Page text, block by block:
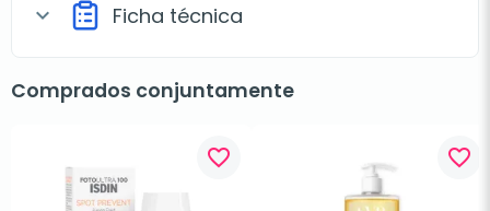
expand_more Ficha técnica
Comprados conjuntamente
favorite_border favorite_border